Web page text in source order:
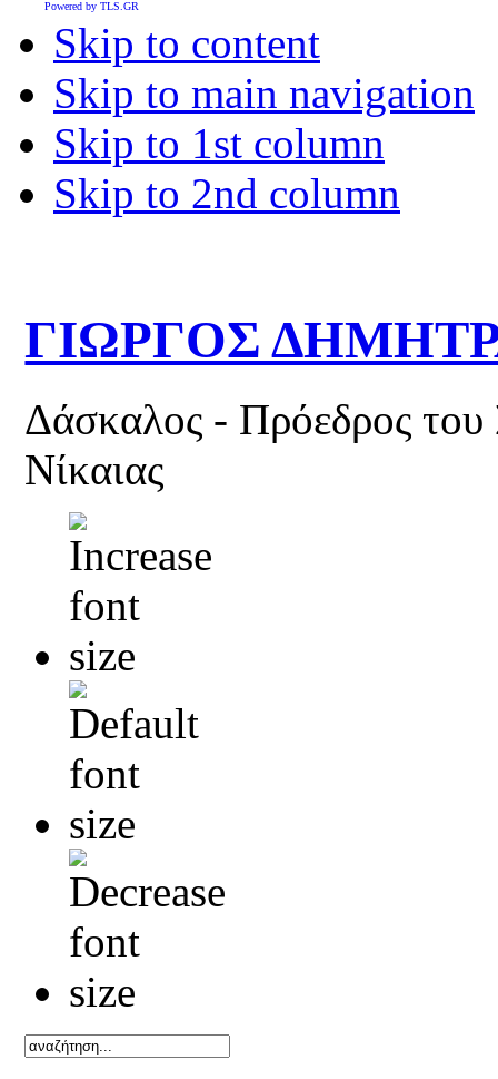
Skip to content
Skip to main navigation
Skip to 1st column
Skip to 2nd column
ΓΙΩΡΓΟΣ
Δάσκαλος - Πρόεδρος
Νίκαιας
Powered by TLS.GR